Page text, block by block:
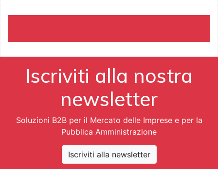
Iscriviti alla nostra
newsletter
Soluzioni B2B per il Mercato delle Imprese e per la
Pubblica Amministrazione
Iscriviti alla newsletter